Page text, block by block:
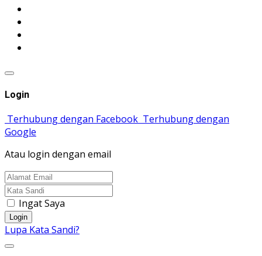
Login
Terhubung dengan Facebook Terhubung dengan
Google
Atau login dengan email
Ingat Saya
Login
Lupa Kata Sandi?